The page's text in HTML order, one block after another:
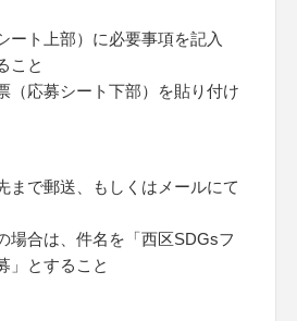
ート上部）に必要事項を記入
こと
（応募シート下部）を貼り付け
まで郵送、もしくはメールにて
場合は、件名を「西区SDGsフ
」とすること